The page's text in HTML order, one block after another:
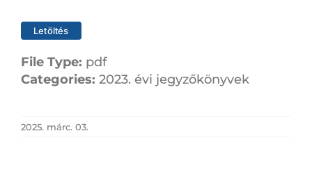
Letöltés
File Type: pdf
Categories: 2023. évi jegyzőkönyvek
2025. márc. 03.